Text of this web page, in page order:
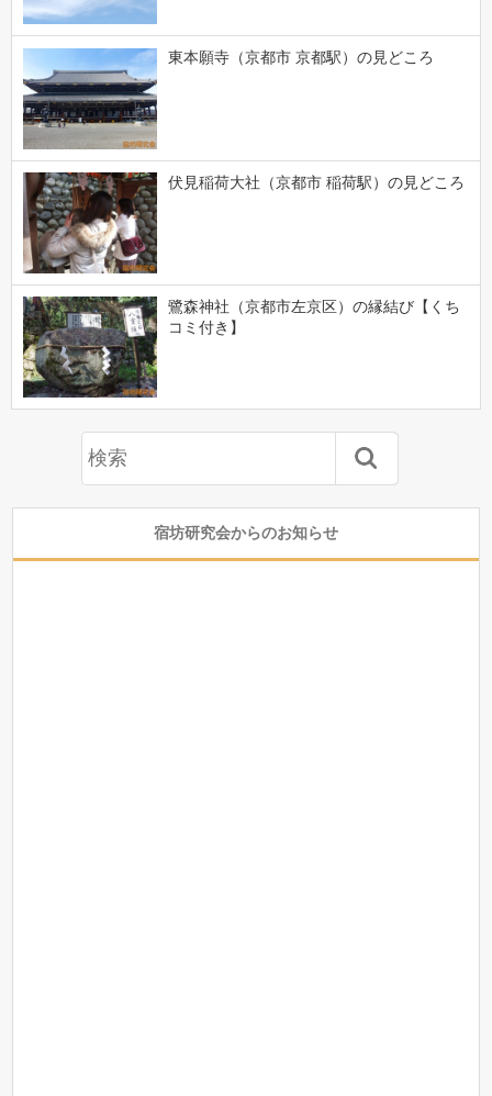
東本願寺（京都市 京都駅）の見どころ
伏見稲荷大社（京都市 稲荷駅）の見どころ
鷺森神社（京都市左京区）の縁結び【くち
コミ付き】
宿坊研究会からのお知らせ